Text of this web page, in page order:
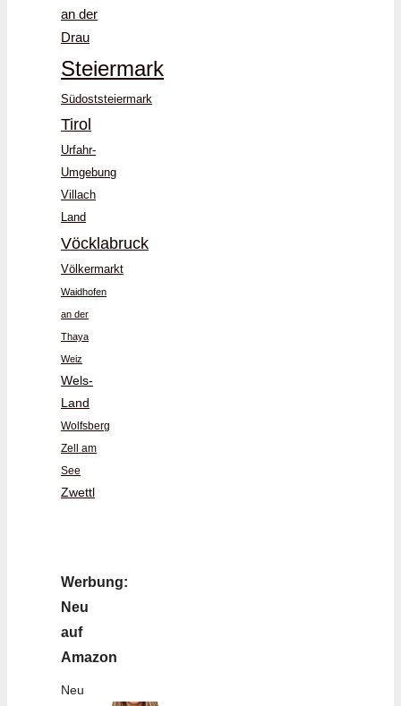
an der
Drau
Steiermark
Südoststeiermark
Tirol
Urfahr-
Umgebung
Villach
Land
Vöcklabruck
Völkermarkt
Waidhofen
an der
Thaya
Weiz
Wels-
Land
Wolfsberg
Zell am
See
Zwettl
Werbung:
Neu
auf
Amazon
Neu